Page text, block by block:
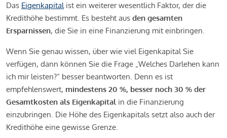
Das Eigenkapitalist ein weiterer wesentlich Faktor, der die
Kredithöhe bestimmt. Es besteht aus den gesamten
Ersparnissen, die Sie in eine Finanzierung mit einbringen.
Wenn Sie genau wissen, über wie viel Eigenkapital Sie
verfügen, dann können Sie die Frage „Welches Darlehen kann
ich mir leisten?“ besser beantworten. Denn es ist
empfehlenswert, mindestens 20 %, besser noch 30 % der
Gesamtkosten als Eigenkapital in die Finanzierung
einzubringen. Die Höhe des Eigenkapitals setzt also auch der
Kredithöhe eine gewisse Grenze.